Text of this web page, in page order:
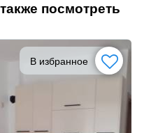
посмотреть
В избранное